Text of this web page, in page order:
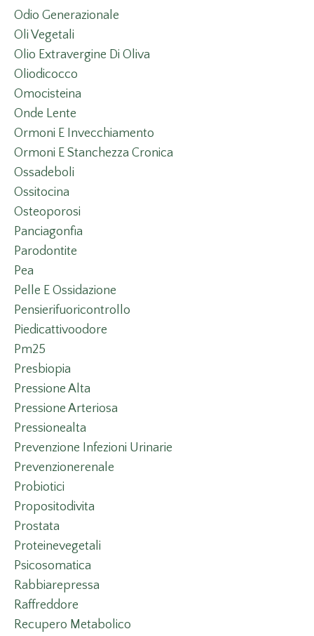
Odio Generazionale
Oli Vegetali
Olio Extravergine Di Oliva
Oliodicocco
Omocisteina
Onde Lente
Ormoni E Invecchiamento
Ormoni E Stanchezza Cronica
Ossadeboli
Ossitocina
Osteoporosi
Panciagonfia
Parodontite
Pea
Pelle E Ossidazione
Pensierifuoricontrollo
Piedicattivoodore
Pm25
Presbiopia
Pressione Alta
Pressione Arteriosa
Pressionealta
Prevenzione Infezioni Urinarie
Prevenzionerenale
Probiotici
Propositodivita
Prostata
Proteinevegetali
Psicosomatica
Rabbiarepressa
Raffreddore
Recupero Metabolico